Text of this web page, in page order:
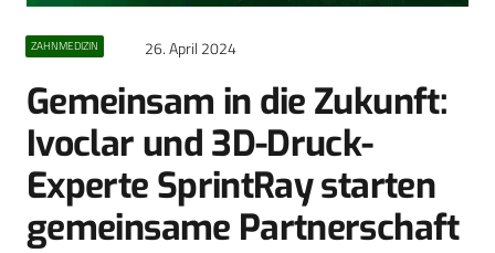
ZAHNMEDIZIN 26. April 2024
Gemeinsam in die Zukunft:
Ivoclar und 3D-Druck-
Experte SprintRay starten
gemeinsame Partnerschaft